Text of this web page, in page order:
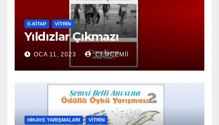
E-KİTAP VITRIN
Yıldızlar Çıkmazı
OCA 11, 2023 CEMCEMII
HIKAYE YARIŞMALARI VITRIN